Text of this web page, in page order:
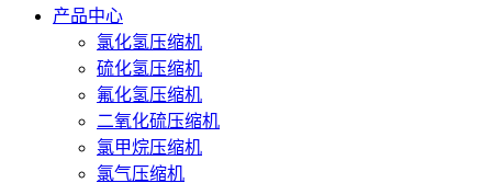
产品中心
氯化氢压缩机
硫化氢压缩机
氟化氢压缩机
二氧化硫压缩机
氯甲烷压缩机
氯气压缩机